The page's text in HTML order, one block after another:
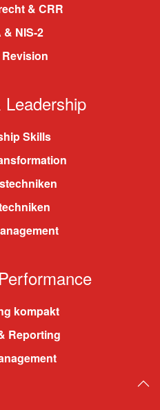
& CRR
& NIS-2
Leadership
Skills
kompakt
Reporting